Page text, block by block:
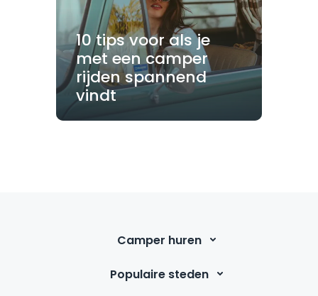
10 tips voor als je
met een camper
rijden spannend
vindt
Camper huren
Populaire steden